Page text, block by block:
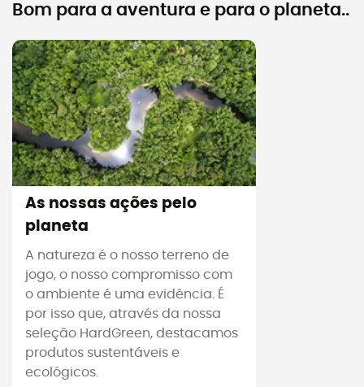
Bom para a aventura e para o planeta..
As nossas ações pelo
planeta
A natureza é o nosso terreno de
jogo, o nosso compromisso com
o ambiente é uma evidência. É
por isso que, através da nossa
seleção HardGreen, destacamos
produtos sustentáveis e
ecológicos.